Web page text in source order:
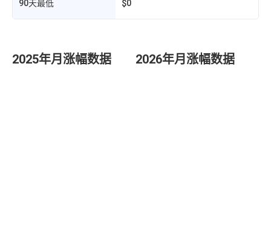
90天最低 $0
2025年月涨幅数据 2026年月涨幅数据